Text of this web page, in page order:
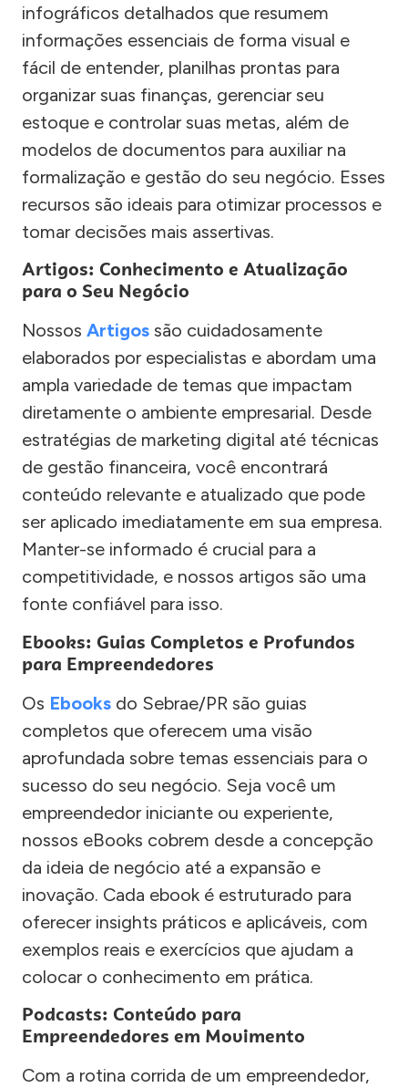
infográficos detalhados que resumem
informações essenciais de forma visual e
fácil de entender, planilhas prontas para
organizar suas finanças, gerenciar seu
estoque e controlar suas metas, além de
modelos de documentos para auxiliar na
formalização e gestão do seu negócio. Esses
recursos são ideais para otimizar processos e
tomar decisões mais assertivas.
Artigos: Conhecimento e Atualização
para o Seu Negócio
Nossos Artigos são cuidadosamente
elaborados por especialistas e abordam uma
ampla variedade de temas que impactam
diretamente o ambiente empresarial. Desde
estratégias de marketing digital até técnicas
de gestão financeira, você encontrará
conteúdo relevante e atualizado que pode
ser aplicado imediatamente em sua empresa.
Manter-se informado é crucial para a
competitividade, e nossos artigos são uma
fonte confiável para isso.
Ebooks: Guias Completos e Profundos
para Empreendedores
Os Ebooks do Sebrae/PR são guias
completos que oferecem uma visão
aprofundada sobre temas essenciais para o
sucesso do seu negócio. Seja você um
empreendedor iniciante ou experiente,
nossos eBooks cobrem desde a concepção
da ideia de negócio até a expansão e
inovação. Cada ebook é estruturado para
oferecer insights práticos e aplicáveis, com
exemplos reais e exercícios que ajudam a
colocar o conhecimento em prática.
Podcasts: Conteúdo para
Empreendedores em Movimento
Com a rotina corrida de um empreendedor,